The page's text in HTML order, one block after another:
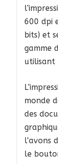
600 dpi
bits) et
gamme
utilisant
monde
des
l’avons
le